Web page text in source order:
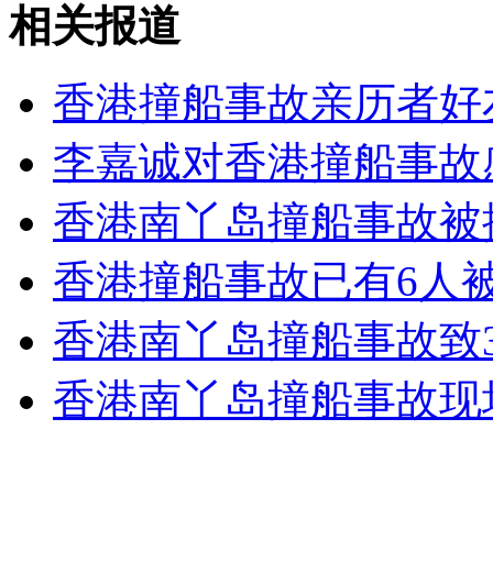
相关报道
香港撞船事故亲历者
李嘉诚对香港撞船事
香港南丫岛撞船事故
香港撞船事故已有6人
香港南丫岛撞船事故致
香港南丫岛撞船事故